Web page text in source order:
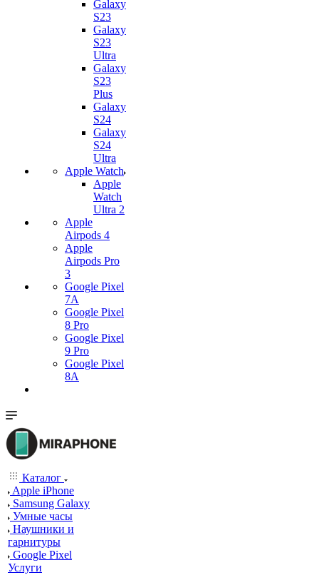
Galaxy
S23
Galaxy
S23
Ultra
Galaxy
S23
Plus
Galaxy
S24
Galaxy
S24
Ultra
Apple Watch
Apple
Watch
Ultra 2
Apple
Airpods 4
Apple
Airpods Pro
3
Google Pixel
7А
Google Pixel
8 Pro
Google Pixel
9 Pro
Google Pixel
8A
Каталог
Apple iPhone
Samsung Galaxy
Умные часы
Наушники и
гарнитуры
Google Pixel
Услуги